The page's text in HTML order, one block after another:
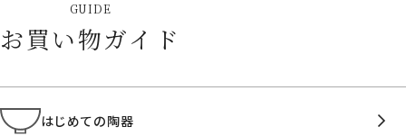
GUIDE
お買い物ガイド
はじめての陶器